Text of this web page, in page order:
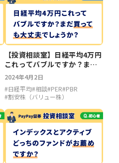
【投資相談室】日経平均4万円
これってバブルですか？まだ
買っても大丈夫でしょうか？
2024年4月2日
#日経平均#相談#PER#PBR
#割安株（バリュー株）